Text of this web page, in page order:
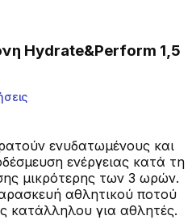
ενυδατωμένους και
ενέργειας κατά τη
μικρότερης των 3 ωρών.
αθλητικού ποτού
κατάλληλου για αθλητές.